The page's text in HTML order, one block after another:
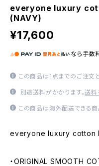
everyone luxury
(NAVY)
¥17,600
なら 手数
この商品は1点までのご注文
別途送料がかかります。送料
この商品は海外配送できる商
everyone luxury cotton
・ORIGINAL SMOOTH